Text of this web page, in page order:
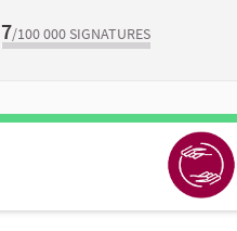
7/100 000 SIGNATURES